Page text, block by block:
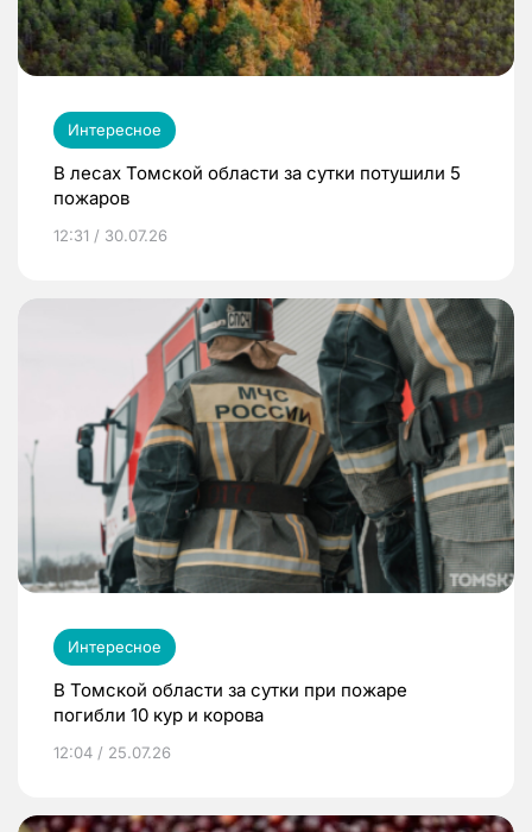
Интересное
В лесах Томской области за сутки потушили 5
пожаров
12:31 / 30.07.26
Интересное
В Томской области за сутки при пожаре
погибли 10 кур и корова
12:04 / 25.07.26